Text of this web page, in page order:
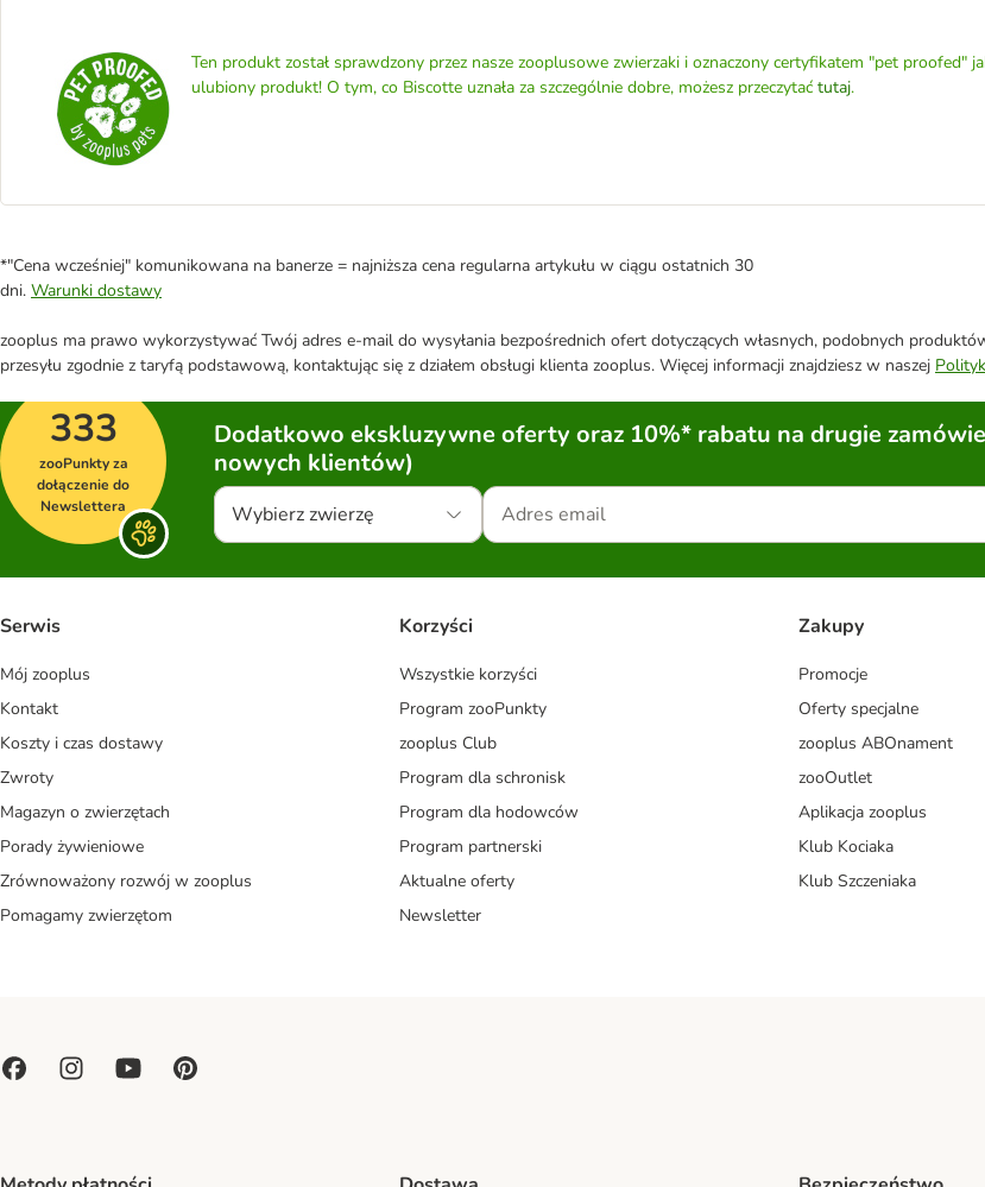
Ten produkt został sprawdzony przez nasze zooplusowe zwierzaki i oznaczony certyfikatem "pet proofed"
ulubiony produkt! O tym, co Biscotte uznała za szczególnie dobre, możesz przeczytać tutaj.
*"Cena wcześniej" komunikowana na banerze = najniższa cena regularna artykułu w ciągu ostatnich 30
dni. Warunki dostawy
zooplus ma prawo wykorzystywać Twój adres e-mail do wysyłania bezpośrednich ofert dotyczących własnych, podobnych
przesyłu zgodnie z taryfą podstawową, kontaktując się z działem obsługi klienta zooplus. Więcej informacji znajdziesz w naszej
333
zooPunkty za
dołączenie do
Newslettera
Dodatkowo ekskluzywne oferty oraz 10%* rabatu na drugie
nowych klientów)
Wybierz zwierzę
Serwis
Mój zooplus
Kontakt
Koszty i czas dostawy
Zwroty
Magazyn o zwierzętach
Porady żywieniowe
Zrównoważony rozwój w zooplus
Pomagamy zwierzętom
Korzyści
Wszystkie korzyści
Program zooPunkty
zooplus Club
Program dla schronisk
Program dla hodowców
Program partnerski
Aktualne oferty
Newsletter
Zakupy
Promocje
Oferty specjalne
zooplus ABOnament
zooOutlet
Aplikacja zooplus
Klub Kociaka
Klub Szczeniaka